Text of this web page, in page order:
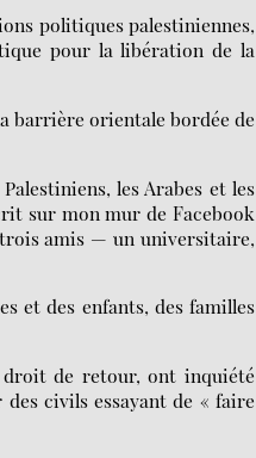
politiques palestiniennes,
pour la libération de la
barrière orientale bordée de
les Arabes et les
sur mon mur de Facebook
amis — un universitaire,
et des enfants, des familles
droit de retour, ont inquiété
civils essayant de « faire